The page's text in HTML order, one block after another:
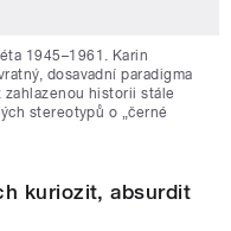
1945–1961. Karin
dosavadní paradigma
historii stále
stereotypů o „černé
kuriozit, absurdit